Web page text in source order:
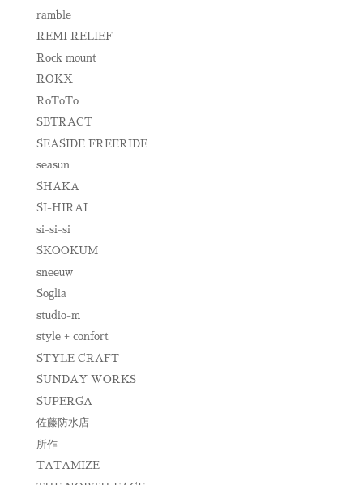
ramble
REMI RELIEF
Rock mount
ROKX
RoToTo
SBTRACT
SEASIDE FREERIDE
seasun
SHAKA
SI-HIRAI
si-si-si
SKOOKUM
sneeuw
Soglia
studio-m
style + confort
STYLE CRAFT
SUNDAY WORKS
SUPERGA
佐藤防水店
所作
TATAMIZE